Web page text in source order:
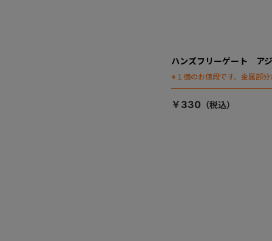
ハンズフリーゲート ア
※１個のお値段です。金属部
￥330